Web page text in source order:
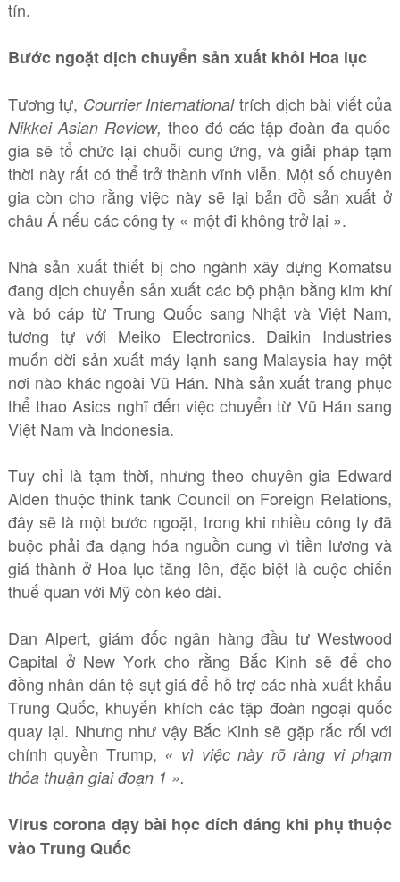
tín.
Bước ngoặt dịch chuyển sản xuất khỏi Hoa lục
Tương tự, Courrier Internationaltrích dịch bài viết của
Nikkei Asian Review, theo đó các tập đoàn đa quốc
gia sẽ tổ chức lại chuỗi cung ứng, và giải pháp tạm
thời này rất có thể trở thành vĩnh viễn. Một số chuyên
gia còn cho rằng việc này sẽ lại bản đồ sản xuất ở
châu Á nếu các công ty « một đi không trở lại ».
Nhà sản xuất thiết bị cho ngành xây dựng Komatsu
đang dịch chuyển sản xuất các bộ phận bằng kim khí
và bó cáp từ Trung Quốc sang Nhật và Việt Nam,
tương tự với Meiko Electronics. Daikin Industries
muốn dời sản xuất máy lạnh sang Malaysia hay một
nơi nào khác ngoài Vũ Hán. Nhà sản xuất trang phục
thể thao Asics nghĩ đến việc chuyển từ Vũ Hán sang
Việt Nam và Indonesia.
Tuy chỉ là tạm thời, nhưng theo chuyên gia Edward
Alden thuộc think tank Council on Foreign Relations,
đây sẽ là một bước ngoặt, trong khi nhiều công ty đã
buộc phải đa dạng hóa nguồn cung vì tiền lương và
giá thành ở Hoa lục tăng lên, đặc biệt là cuộc chiến
thuế quan với Mỹ còn kéo dài.
Dan Alpert, giám đốc ngân hàng đầu tư Westwood
Capital ở New York cho rằng Bắc Kinh sẽ để cho
đồng nhân dân tệ sụt giá để hỗ trợ các nhà xuất khẩu
Trung Quốc, khuyến khích các tập đoàn ngoại quốc
quay lại. Nhưng như vậy Bắc Kinh sẽ gặp rắc rối với
chính quyền Trump, « vì việc này rõ ràng vi phạm
thỏa thuận giai đoạn 1 ».
Virus corona dạy bài học đích đáng khi phụ thuộc
vào Trung Quốc